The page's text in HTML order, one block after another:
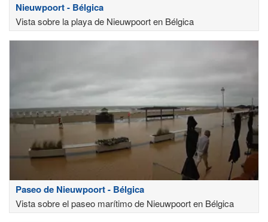
Nieuwpoort - Bélgica
Vista sobre la playa de Nieuwpoort en Bélgica
Paseo de Nieuwpoort - Bélgica
Vista sobre el paseo marítimo de Nieuwpoort en Bélgica